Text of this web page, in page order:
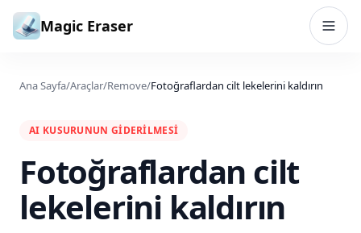
İçeriğe geç
Magic Eraser
Ana Sayfa/Araçlar/Remove/Fotoğraflardan cilt lekelerini kaldırın
AI KUSURUNUN GIDERILMESI
Fotoğraflardan cilt
lekelerini kaldırın